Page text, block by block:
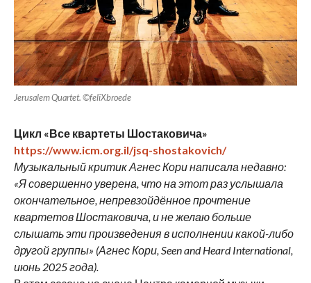
Jerusalem Quartet. ©feliXbroede
Цикл «Все квартеты Шостаковича»
https://www.icm.org.il/jsq-shostakovich/
Музыкальный критик Агнес Кори написала недавно:
«Я совершенно уверена, что на этот раз услышала
окончательное, непревзойдённое прочтение
квартетов Шостаковича, и не желаю больше
слышать эти произведения в исполнении какой-либо
другой группы» (Агнес Кори, Seen and Heard International,
июнь 2025 года).